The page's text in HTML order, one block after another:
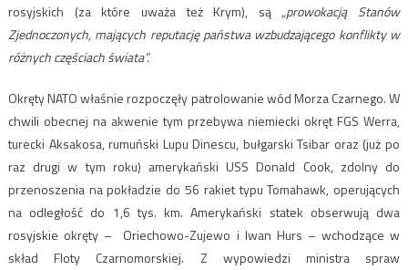
rosyjskich (za które uważa też Krym), są „prowokacją Stanów
Zjednoczonych, mających reputację państwa wzbudzającego konflikty w
różnych częściach świata”.
Okręty NATO właśnie rozpoczęły patrolowanie wód Morza Czarnego. W
chwili obecnej na akwenie tym przebywa niemiecki okręt FGS Werra,
turecki Aksakosa, rumuński Lupu Dinescu, bułgarski Tsibar oraz (już po
raz drugi w tym roku) amerykański USS Donald Cook, zdolny do
przenoszenia na pokładzie do 56 rakiet typu Tomahawk, operujących
na odległość do 1,6 tys. km. Amerykański statek obserwują dwa
rosyjskie okręty – Oriechowo-Zujewo i Iwan Hurs – wchodzące w
skład Floty Czarnomorskiej. Z wypowiedzi ministra spraw